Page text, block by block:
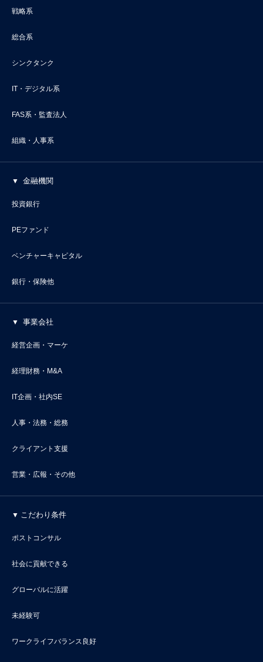
戦略系
総合系
シンクタンク
IT・デジタル系
FAS系・監査法人
組織・人事系
金融機関
投資銀行
PEファンド
ベンチャーキャピタル
銀行・保険他
事業会社
経営企画・マーケ
経理財務・M&A
IT企画・社内SE
人事・法務・総務
クライアント支援
営業・広報・その他
こだわり条件
ポストコンサル
社会に貢献できる
グローバルに活躍
未経験可
ワークライフバランス良好